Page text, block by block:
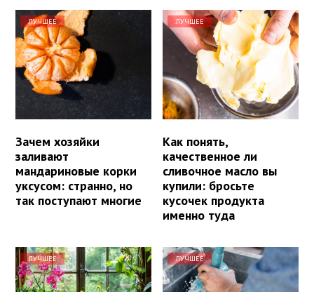
ЛУЧШЕЕ
Зачем хозяйки
заливают
мандариновые корки
уксусом: странно, но
так поступают многие
ЛУЧШЕЕ
Как понять,
качественное ли
сливочное масло вы
купили: бросьте
кусочек продукта
именно туда
ЛУЧШЕЕ ЛУЧШЕЕ